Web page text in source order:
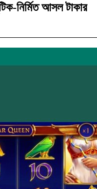
নির্মিত আসল টাকার